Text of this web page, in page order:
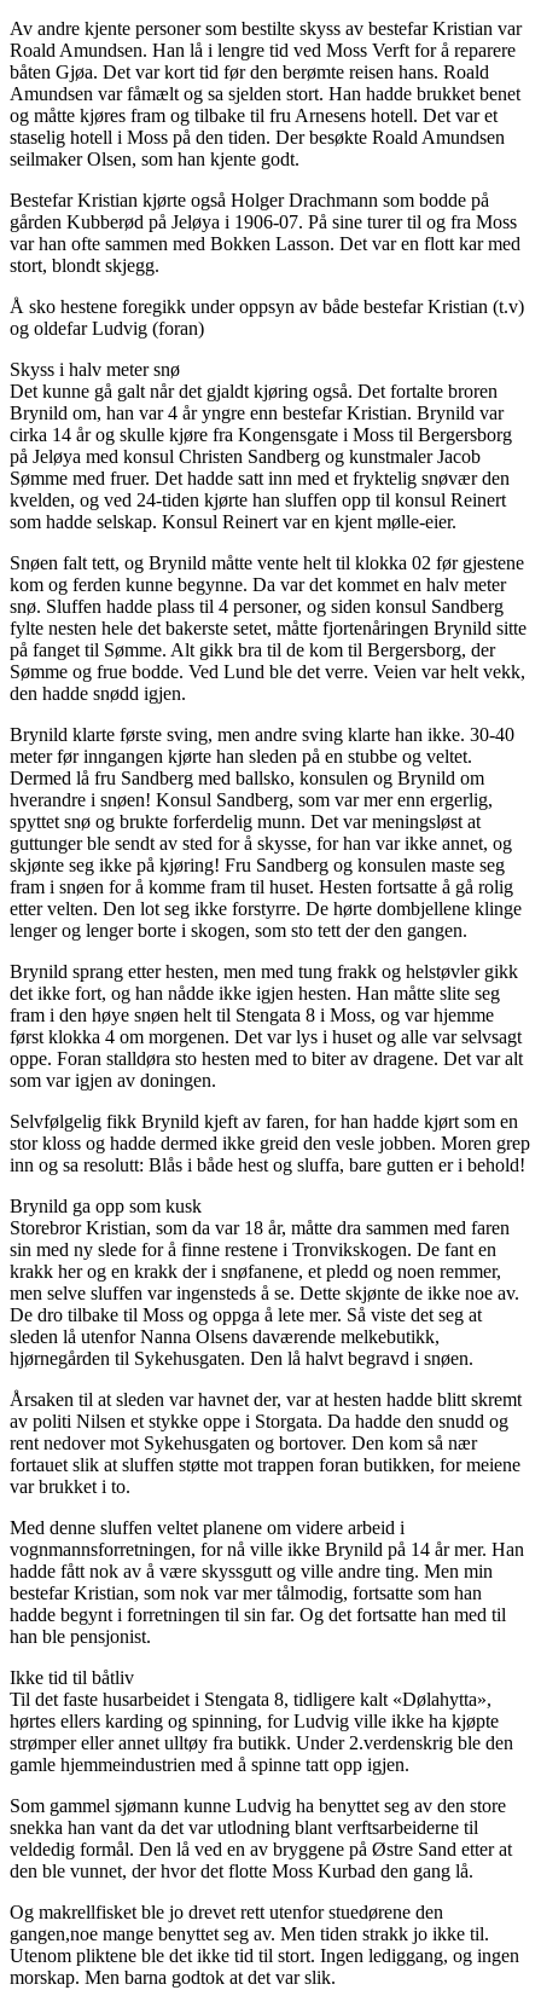
Av andre kjente personer som bestilte skyss av bestefar Kristian var
Roald Amundsen. Han lå i lengre tid ved Moss Verft for å reparere
båten Gjøa. Det var kort tid før den berømte reisen hans. Roald
Amundsen var fåmælt og sa sjelden stort. Han hadde brukket benet
og måtte kjøres fram og tilbake til fru Arnesens hotell. Det var et
staselig hotell i Moss på den tiden. Der besøkte Roald Amundsen
seilmaker Olsen, som han kjente godt.
Bestefar Kristian kjørte også Holger Drachmann som bodde på
gården Kubberød på Jeløya i 1906-07. På sine turer til og fra Moss
var han ofte sammen med Bokken Lasson. Det var en flott kar med
stort, blondt skjegg.
Å sko hestene foregikk under oppsyn av både bestefar Kristian (t.v)
og oldefar Ludvig (foran)
Skyss i halv meter snø
Det kunne gå galt når det gjaldt kjøring også. Det fortalte broren
Brynild om, han var 4 år yngre enn bestefar Kristian. Brynild var
cirka 14 år og skulle kjøre fra Kongensgate i Moss til Bergersborg
på Jeløya med konsul Christen Sandberg og kunstmaler Jacob
Sømme med fruer. Det hadde satt inn med et fryktelig snøvær den
kvelden, og ved 24-tiden kjørte han sluffen opp til konsul Reinert
som hadde selskap. Konsul Reinert var en kjent mølle-eier.
Snøen falt tett, og Brynild måtte vente helt til klokka 02 før gjestene
kom og ferden kunne begynne. Da var det kommet en halv meter
snø. Sluffen hadde plass til 4 personer, og siden konsul Sandberg
fylte nesten hele det bakerste setet, måtte fjortenåringen Brynild sitte
på fanget til Sømme. Alt gikk bra til de kom til Bergersborg, der
Sømme og frue bodde. Ved Lund ble det verre. Veien var helt vekk,
den hadde snødd igjen.
Brynild klarte første sving, men andre sving klarte han ikke. 30-40
meter før inngangen kjørte han sleden på en stubbe og veltet.
Dermed lå fru Sandberg med ballsko, konsulen og Brynild om
hverandre i snøen! Konsul Sandberg, som var mer enn ergerlig,
spyttet snø og brukte forferdelig munn. Det var meningsløst at
guttunger ble sendt av sted for å skysse, for han var ikke annet, og
skjønte seg ikke på kjøring! Fru Sandberg og konsulen maste seg
fram i snøen for å komme fram til huset. Hesten fortsatte å gå rolig
etter velten. Den lot seg ikke forstyrre. De hørte dombjellene klinge
lenger og lenger borte i skogen, som sto tett der den gangen.
Brynild sprang etter hesten, men med tung frakk og helstøvler gikk
det ikke fort, og han nådde ikke igjen hesten. Han måtte slite seg
fram i den høye snøen helt til Stengata 8 i Moss, og var hjemme
først klokka 4 om morgenen. Det var lys i huset og alle var selvsagt
oppe. Foran stalldøra sto hesten med to biter av dragene. Det var alt
som var igjen av doningen.
Selvfølgelig fikk Brynild kjeft av faren, for han hadde kjørt som en
stor kloss og hadde dermed ikke greid den vesle jobben. Moren grep
inn og sa resolutt: Blås i både hest og sluffa, bare gutten er i behold!
Brynild ga opp som kusk
Storebror Kristian, som da var 18 år, måtte dra sammen med faren
sin med ny slede for å finne restene i Tronvikskogen. De fant en
krakk her og en krakk der i snøfanene, et pledd og noen remmer,
men selve sluffen var ingensteds å se. Dette skjønte de ikke noe av.
De dro tilbake til Moss og oppga å lete mer. Så viste det seg at
sleden lå utenfor Nanna Olsens daværende melkebutikk,
hjørnegården til Sykehusgaten. Den lå halvt begravd i snøen.
Årsaken til at sleden var havnet der, var at hesten hadde blitt skremt
av politi Nilsen et stykke oppe i Storgata. Da hadde den snudd og
rent nedover mot Sykehusgaten og bortover. Den kom så nær
fortauet slik at sluffen støtte mot trappen foran butikken, for meiene
var brukket i to.
Med denne sluffen veltet planene om videre arbeid i
vognmannsforretningen, for nå ville ikke Brynild på 14 år mer. Han
hadde fått nok av å være skyssgutt og ville andre ting. Men min
bestefar Kristian, som nok var mer tålmodig, fortsatte som han
hadde begynt i forretningen til sin far. Og det fortsatte han med til
han ble pensjonist.
Ikke tid til båtliv
Til det faste husarbeidet i Stengata 8, tidligere kalt «Dølahytta»,
hørtes ellers karding og spinning, for Ludvig ville ikke ha kjøpte
strømper eller annet ulltøy fra butikk. Under 2.verdenskrig ble den
gamle hjemmeindustrien med å spinne tatt opp igjen.
Som gammel sjømann kunne Ludvig ha benyttet seg av den store
snekka han vant da det var utlodning blant verftsarbeiderne til
veldedig formål. Den lå ved en av bryggene på Østre Sand etter at
den ble vunnet, der hvor det flotte Moss Kurbad den gang lå.
Og makrellfisket ble jo drevet rett utenfor stuedørene den
gangen,noe mange benyttet seg av. Men tiden strakk jo ikke til.
Utenom pliktene ble det ikke tid til stort. Ingen lediggang, og ingen
morskap. Men barna godtok at det var slik.